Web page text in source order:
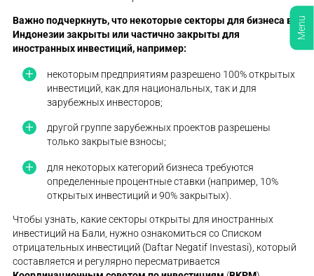
Важно подчеркнуть, что некоторые секторы длябизнеса в
Индонезиизакрыты или частично закрыты для
иностранных инвестиций, например:
некоторым предприятиям разрешено 100% открытых
инвестиций, как для национальных, так и для
зарубежных инвесторов;
другой группе зарубежных проектов разрешены
только закрытые взносы;
для некоторых категорий бизнеса требуются
определенные процентные ставки (например, 10%
открытых инвестиций и 90% закрытых).
Чтобы узнать, какие секторы открыты для иностранных
инвестиций на Бали, нужно ознакомиться со Списком
отрицательных инвестиций (Daftar Negatif Investasi), который
составляется и регулярно пересматривается
Menu